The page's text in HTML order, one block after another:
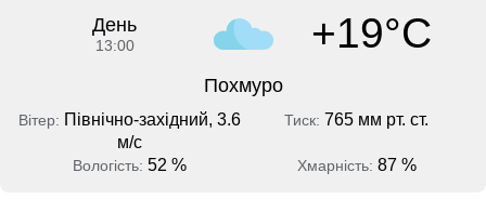
День
13:00 +19°C
Похмуро
Вітер: Північно-західний, 3.6
м/с
Тиск: 765 мм рт. ст.
Вологість: 52 % Хмарність: 87 %